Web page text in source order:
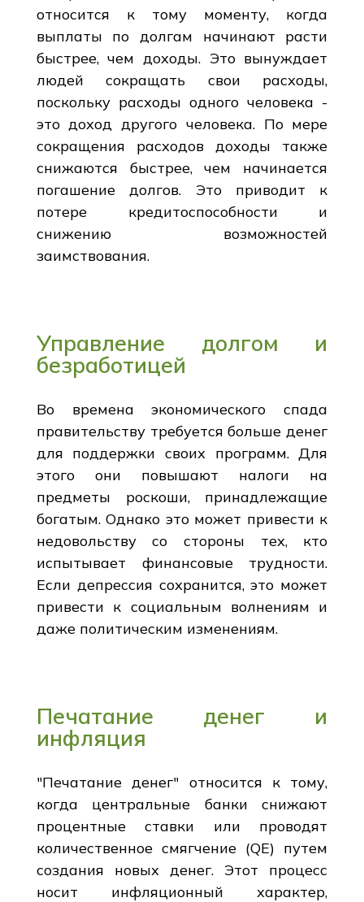
относится к тому моменту, когда
выплаты по долгам начинают расти
быстрее, чем доходы. Это вынуждает
людей сокращать свои расходы,
поскольку расходы одного человека -
это доход другого человека. По мере
сокращения расходов доходы также
снижаются быстрее, чем начинается
погашение долгов. Это приводит к
потере кредитоспособности и
снижению возможностей
заимствования.
Управление долгом и
безработицей
Во времена экономического спада
правительству требуется больше денег
для поддержки своих программ. Для
этого они повышают налоги на
предметы роскоши, принадлежащие
богатым. Однако это может привести к
недовольству со стороны тех, кто
испытывает финансовые трудности.
Если депрессия сохранится, это может
привести к социальным волнениям и
даже политическим изменениям.
Печатание денег и
инфляция
"Печатание денег" относится к тому,
когда центральные банки снижают
процентные ставки или проводят
количественное смягчение (QE) путем
создания новых денег. Этот процесс
носит инфляционный характер,